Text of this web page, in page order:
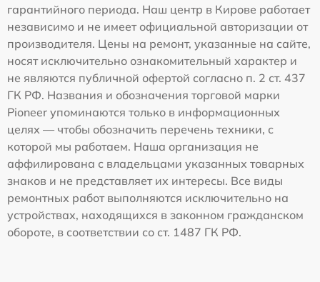
гарантийного периода. Наш центр в Кирове работает
независимо и не имеет официальной авторизации от
производителя. Цены на ремонт, указанные на сайте,
носят исключительно ознакомительный характер и
не являются публичной офертой согласно п. 2 ст. 437
ГК РФ. Названия и обозначения торговой марки
Pioneer упоминаются только в информационных
целях — чтобы обозначить перечень техники, с
которой мы работаем. Наша организация не
аффилирована с владельцами указанных товарных
знаков и не представляет их интересы. Все виды
ремонтных работ выполняются исключительно на
устройствах, находящихся в законном гражданском
обороте, в соответствии со ст. 1487 ГК РФ.